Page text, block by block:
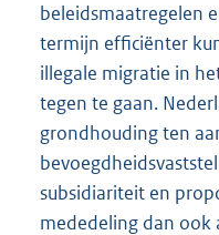
beleidsmaatregelen
termijn efficiënter
illegale migratie in
tegen te gaan.
grondhouding ten
subsidiariteit en
mededeling dan ook